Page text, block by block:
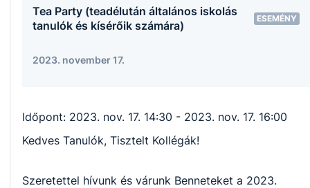
Tea Party (teadélután általános iskolás
tanulók és kísérőik számára)
ESEMÉNY
2023. november 17.
Időpont: 2023. nov. 17. 14:30 - 2023. nov. 17. 16:00
Kedves Tanulók, Tisztelt Kollégák!
Szeretettel hívunk és várunk Benneteket a 2023.